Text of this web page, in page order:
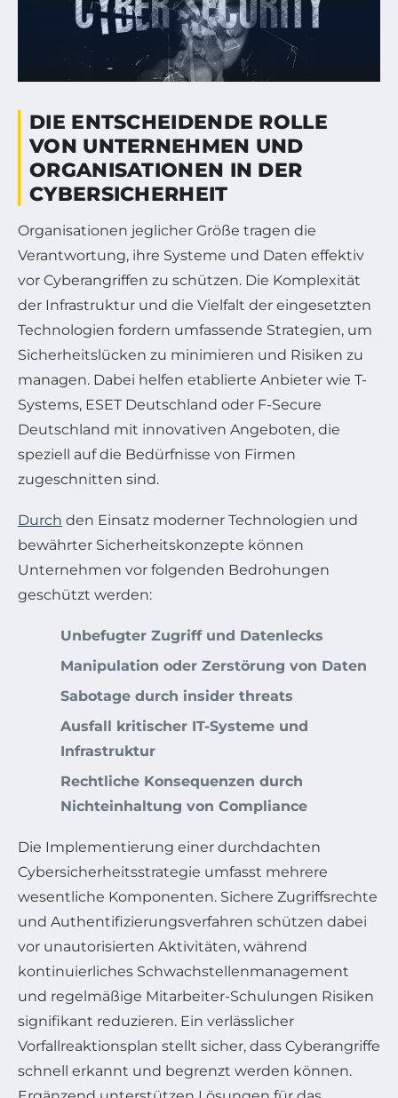
DIE ENTSCHEIDENDE ROLLE
VON UNTERNEHMEN UND
ORGANISATIONEN IN DER
CYBERSICHERHEIT
Organisationen jeglicher Größe tragen die
Verantwortung, ihre Systeme und Daten effektiv
vor Cyberangriffen zu schützen. Die Komplexität
der Infrastruktur und die Vielfalt der eingesetzten
Technologien fordern umfassende Strategien, um
Sicherheitslücken zu minimieren und Risiken zu
managen. Dabei helfen etablierte Anbieter wie T-
Systems, ESET Deutschland oder F-Secure
Deutschland mit innovativen Angeboten, die
speziell auf die Bedürfnisse von Firmen
zugeschnitten sind.
Durch den Einsatz moderner Technologien und
bewährter Sicherheitskonzepte können
Unternehmen vor folgenden Bedrohungen
geschützt werden:
Unbefugter Zugriff und Datenlecks
Manipulation oder Zerstörung von Daten
Sabotage durch insider threats
Ausfall kritischer IT-Systeme und
Infrastruktur
Rechtliche Konsequenzen durch
Nichteinhaltung von Compliance
Die Implementierung einer durchdachten
Cybersicherheitsstrategie umfasst mehrere
wesentliche Komponenten. Sichere Zugriffsrechte
und Authentifizierungsverfahren schützen dabei
vor unautorisierten Aktivitäten, während
kontinuierliches Schwachstellenmanagement
und regelmäßige Mitarbeiter-Schulungen Risiken
signifikant reduzieren. Ein verlässlicher
Vorfallreaktionsplan stellt sicher, dass Cyberangriffe
schnell erkannt und begrenzt werden können.